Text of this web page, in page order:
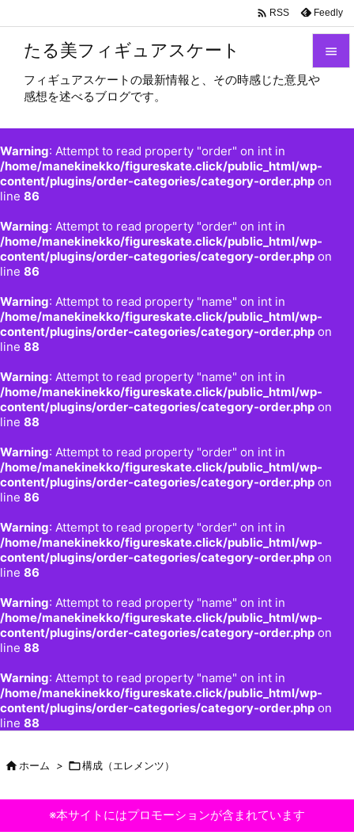
たる美フィギュアスケート
フィギュアスケートの最新情報と、その時感じた意見や
感想を述べるブログです。
Warning: Attempt to read property "order" on int in
/home/manekinekko/figureskate.click/public_html/wp-
content/plugins/order-categories/category-order.php on
line 86
Warning: Attempt to read property "order" on int in
/home/manekinekko/figureskate.click/public_html/wp-
content/plugins/order-categories/category-order.php on
line 86
Warning: Attempt to read property "name" on int in
/home/manekinekko/figureskate.click/public_html/wp-
content/plugins/order-categories/category-order.php on
line 88
Warning: Attempt to read property "name" on int in
/home/manekinekko/figureskate.click/public_html/wp-
content/plugins/order-categories/category-order.php on
line 88
Warning: Attempt to read property "order" on int in
/home/manekinekko/figureskate.click/public_html/wp-
content/plugins/order-categories/category-order.php on
line 86
Warning: Attempt to read property "order" on int in
/home/manekinekko/figureskate.click/public_html/wp-
content/plugins/order-categories/category-order.php on
line 86
Warning: Attempt to read property "name" on int in
/home/manekinekko/figureskate.click/public_html/wp-
content/plugins/order-categories/category-order.php on
line 88
Warning: Attempt to read property "name" on int in
/home/manekinekko/figureskate.click/public_html/wp-
content/plugins/order-categories/category-order.php on
line 88


前へ

 RSS Feedly
ホーム > 構成（エレメンツ）
※本サイトにはプロモーションが含まれています